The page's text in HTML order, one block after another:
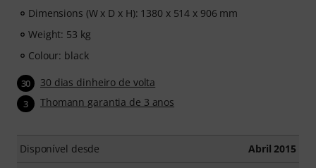
Dimensions (W x D x H): 1380 x 514 x 906 mm
Weight: 53 kg
Colour: black
30 30 dias dinheiro de volta
3 Thomann garantia de 3 anos
Disponível desde Abril 2015